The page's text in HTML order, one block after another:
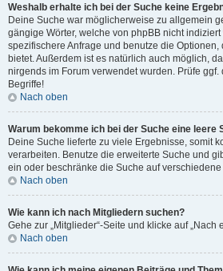
Weshalb erhalte ich bei der Suche keine
Deine Suche war möglicherweise zu allgemein
gängige Wörter, welche von phpBB nicht
spezifischere Anfrage und benutze die
bietet. Außerdem ist es natürlich auch möglich,
nirgends im Forum verwendet wurden. Prüfe
Begriffe!
Nach oben
Warum bekomme ich bei der Suche eine leere
Deine Suche lieferte zu viele Ergebnisse, somit
verarbeiten. Benutze die erweiterte Suche und
ein oder beschränke die Suche auf
Nach oben
Wie kann ich nach Mitgliedern suchen?
Gehe zur „Mitglieder“-Seite und klicke auf „Nach
Nach oben